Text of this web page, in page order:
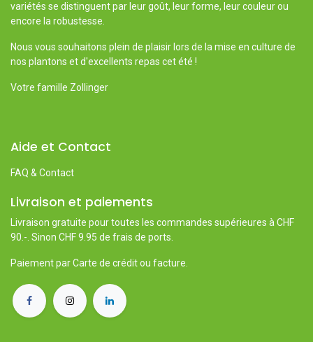
variétés se distinguent par leur goût, leur forme, leur couleur ou
encore la robustesse.
Nous vous souhaitons plein de plaisir lors de la mise en culture de
nos plantons et d'excellents repas cet été !
Votre famille Zollinger
Aide et Contact
FAQ & Contact
Livraison et paiements
Livraison gratuite pour toutes les commandes supérieures à CHF
90.-. Sinon CHF 9.95 de frais de ports.
Paiement par Carte de crédit ou facture.